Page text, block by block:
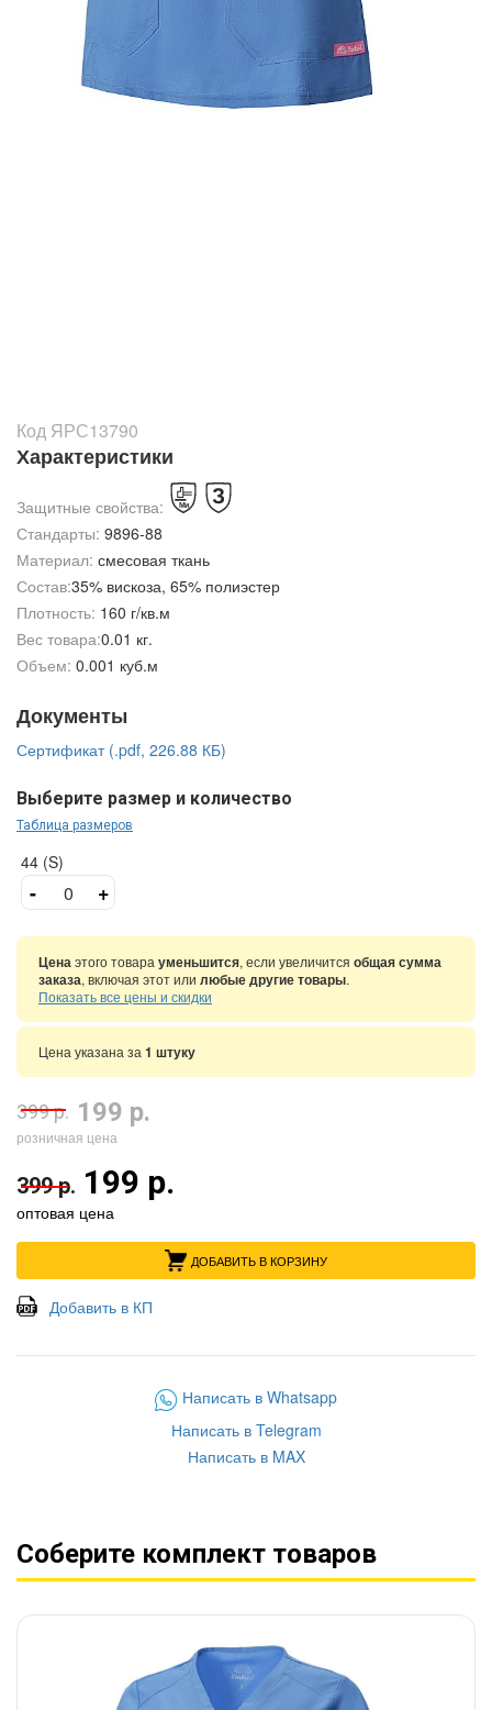
Код ЯРС13790
Характеристики
Защитные свойства:
Стандарты: 9896-88
Материал: смесовая ткань
Состав:35% вискоза, 65% полиэстер
Плотность: 160 г/кв.м
Вес товара:0.01 кг.
Объем: 0.001 куб.м
Документы
Сертификат (.pdf, 226.88 КБ)
Выберите размер и количество
Таблица размеров
44 (S)
- +
Ценаэтого товара уменьшится, если увеличится общая сумма
заказа, включая этот или любые другие товары.
Показать все цены и скидки
Цена указана за 1 штуку
399 р. 199 р.
розничная цена
399 р. 199 р.
оптовая цена
ДОБАВИТЬ В КОРЗИНУ
Добавить в КП
Написать в Whatsapp
Написать в Telegram
Написать в MAX
Соберите комплект товаров